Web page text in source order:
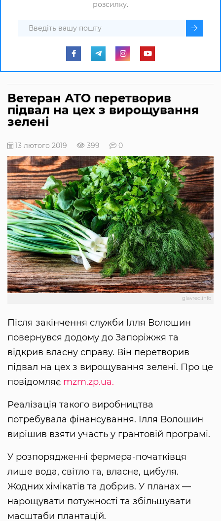
розсилку.
Ветеран АТО перетворив
підвал на цех з вирощування
зелені
13 лютого 2019 399 0
glavred.info
Після закінчення служби Ілля Волошин
повернувся додому до Запоріжжя та
відкрив власну справу. Він перетворив
підвал на цех з вирощування зелені. Про це
повідомляє mzm.zp.ua.
Реалізація такого виробництва
потребувала фінансування. Ілля Волошин
вирішив взяти участь у грантовій програмі.
У розпорядженні фермера-початківця
лише вода, світло та, власне, цибуля.
Жодних хімікатів та добрив. У планах —
нарощувати потужності та збільшувати
масштаби плантацій.